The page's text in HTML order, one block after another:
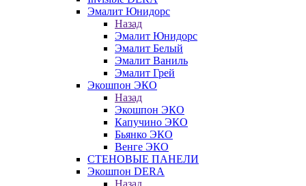
Эмалит Юнидорс
Назад
Эмалит Юнидорс
Эмалит Белый
Эмалит Ваниль
Эмалит Грей
Экошпон ЭКО
Назад
Экошпон ЭКО
Капучино ЭКО
Бьянко ЭКО
Венге ЭКО
СТЕНОВЫЕ ПАНЕЛИ
Экошпон DERA
Назад